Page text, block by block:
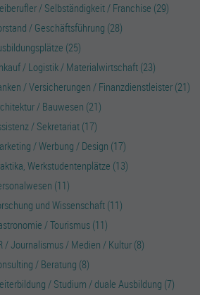
/ Selbständigkeit / Franchise (29)
/ Geschäftsführung (28)
(25)
/ Logistik / Materialwirtschaft (23)
/ Versicherungen / Finanzdienstleister (21)
/ Bauwesen (21)
/ Sekretariat (17)
/ Werbung / Design (17)
Werkstudentenplätze (13)
(11)
und Wissenschaft (11)
/ Tourismus (11)
/ Journalismus / Medien / Kultur (8)
/ Beratung (8)
/ Studium / duale Ausbildung (7)